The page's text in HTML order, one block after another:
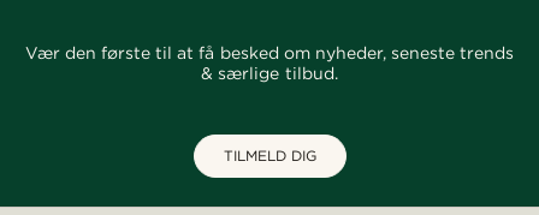
Vær den første til at få besked om nyheder, seneste trends
& særlige tilbud.
TILMELD DIG